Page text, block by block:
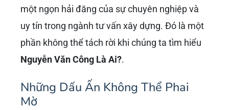
một ngọn hải đăng của sự chuyên nghiệp và
uy tín trong ngành tư vấn xây dựng. Đó là một
phần không thể tách rời khi chúng ta tìm hiểu
Nguyễn Văn Công Là Ai?.
Những Dấu Ấn Không Thể Phai
Mờ